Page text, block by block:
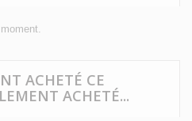
ACHETÉ CE
ACHETÉ...